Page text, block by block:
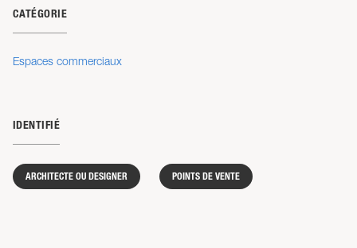
CATÉGORIE
Espaces commerciaux
IDENTIFIÉ
ARCHITECTE OU DESIGNER POINTS DE VENTE